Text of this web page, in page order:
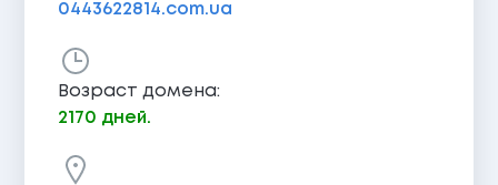
0443622814.com.ua
Возраст домена:
2170 дней.